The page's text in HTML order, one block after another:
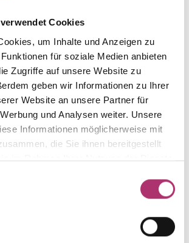
Cookies
um Inhalte und Anzeigen zu
für soziale Medien anbieten
Zugriffe auf unsere Website zu
geben wir Informationen zu Ihrer
Website an unsere Partner für
und Analysen weiter. Unsere
Informationen möglicherweise mit
die Sie ihnen bereitgestellt
im Rahmen Ihrer Nutzung der Dienste
der Kollektion.
· Weißgold 585 · Diamant 0,05ct
· Weißgold 585 · Diamant